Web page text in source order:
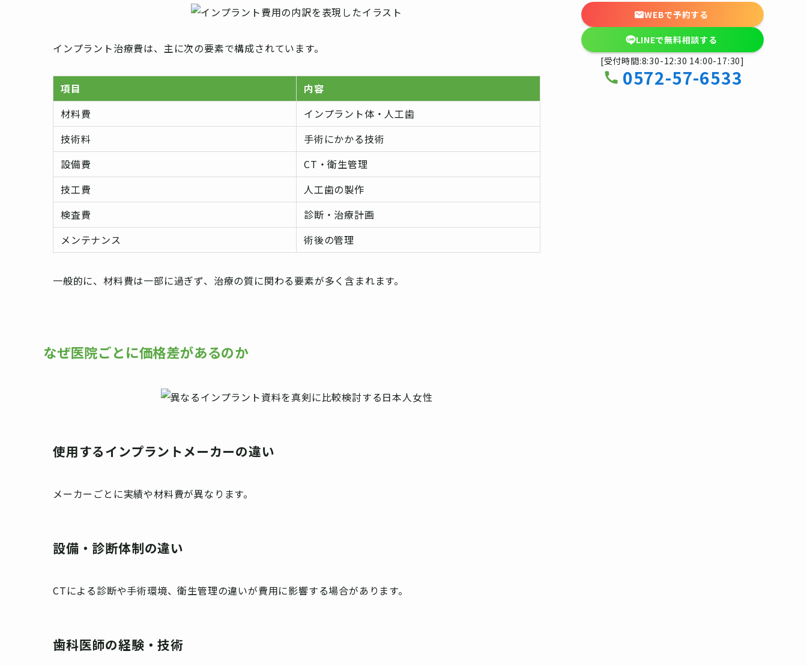
インプラント治療費は、主に次の要素で構成されています。
項目
内容
材料費
インプラント体・人工歯
技術料
手術にかかる技術
設備費
CT・衛生管理
技工費
人工歯の製作
検査費
診断・治療計画
メンテナンス
術後の管理
一般的に、材料費は一部に過ぎず、治療の質に関わる要素が多く含まれます。
なぜ医院ごとに価格差があるのか
使用するインプラントメーカーの違い
メーカーごとに実績や材料費が異なります。
設備・診断体制の違い
CTによる診断や手術環境、衛生管理の違いが費用に影響する場合があります。
歯科医師の経験・技術
WEBで予約する
LINEで無料相談する
[受付時間:8:30-12:30 14:00-17:30]
0572-57-6533